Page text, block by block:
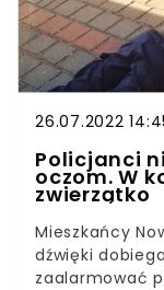
26.07.2022
Policjanci
oczom. W
zwierzątko
Mieszkańcy
dźwięki
zaalarmować